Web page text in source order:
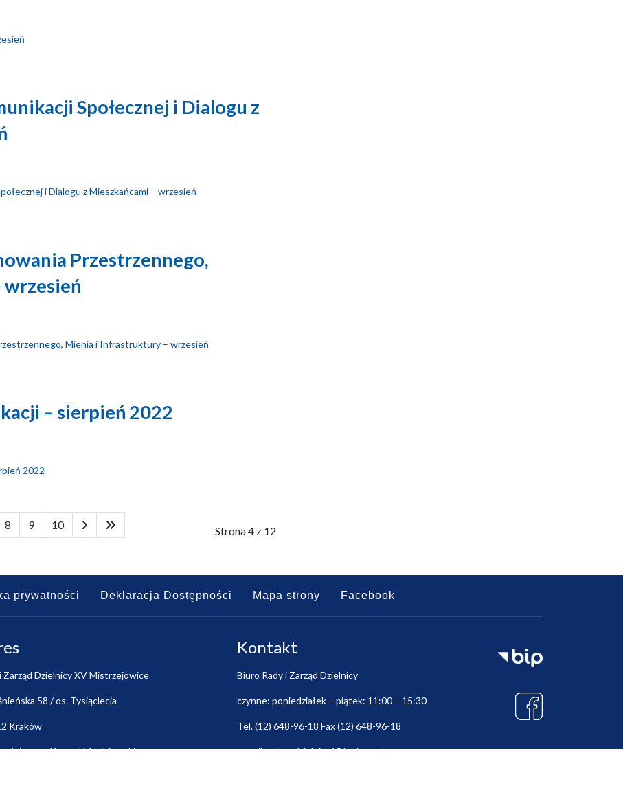
Społecznej i Dialogu z
i Dialogu z Mieszkańcami – wrzesień
Przestrzennego,
Mienia i Infrastruktury – wrzesień
– sierpień 2022
2022
Strona 4 z 12
8 9 10
prywatności Deklaracja Dostępności Mapa strony Facebook
Zarząd Dzielnicy XV Mistrzejowice
58 / os. Tysiąclecia
Kraków
Konrad Maciejowski
Kontakt
Biuro Rady i Zarząd Dzielnicy
czynne: poniedziałek – piątek: 11:00 – 15:30
Tel. (12) 648-96-18 Fax (12) 648-96-18
e-mail:rada@dzielnica15.krakow.pl